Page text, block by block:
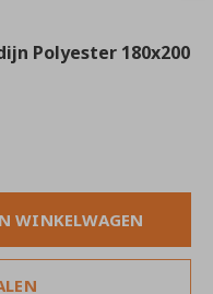
Polyester 180x200
WINKELWAGEN